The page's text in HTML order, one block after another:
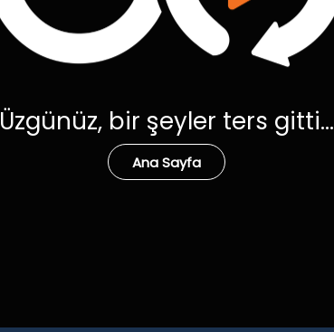
Üzgünüz, bir şeyler ters gitti...
Ana Sayfa